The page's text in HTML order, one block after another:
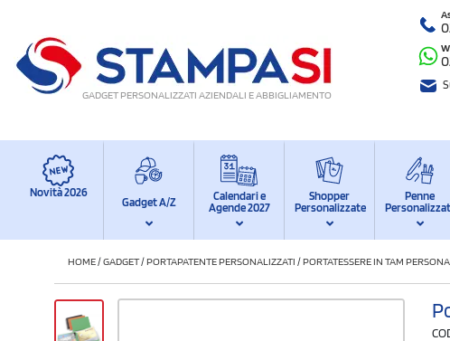
GADGET PERSONALIZZATI AZIENDALI E ABBIGLIAMENTO
Novità 2026
Gadget A/Z
Calendari e
Agende 2027
Shopper
Personalizzate
Penne
HOME/GADGET/PORTAPATENTE PERSONALIZZATI /PORTATESSERE IN TAM